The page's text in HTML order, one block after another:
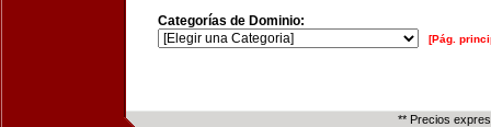
Categorías de Dominio:
[Pág.
** Precios